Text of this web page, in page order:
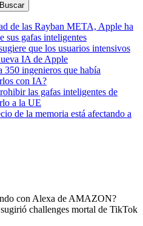
Buscar
de las Rayban META, Apple ha
sus gafas inteligentes
que los usuarios intensivos
IA de Apple
350 ingenieros que había
con IA?
las gafas inteligentes de
a la UE
de la memoria está afectando a
con Alexa de AMAZON?
challenges mortal de TikTok